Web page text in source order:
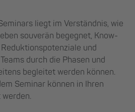
liegt im Verständnis, wie
souverän begegnet, Know-
und
durch die Phasen und
begleitet werden können.
Seminar können in Ihren